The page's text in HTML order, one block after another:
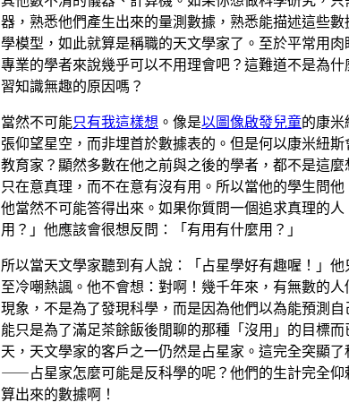
器，熟悉他們產生出來的量測數據，熟悉能描述這些
學模型，如此就算是稱職的天文學家了。至於平常用
專業的學者來說幾乎可以不用理會吧？這難道不是為
習知識無趣的原因嗎？
當然不可能只有我這樣想 。像是以圖像啟發兒童的康米
張仰望星空，而非埋首於數據表的。但是何以康米紐
教育家？顯然多數在他之前與之後的學者，都不是這
只在意真理，而不在意有沒有用。所以當他的學生問他
他當然不可能答得出來。如果你質問一個追求真理的人
用？」他應該會很想反問：「有用有什麼用？」
所以當天文學家聽到有人說：「占星學好有趣喔！」
至冷嘲熱諷。他不會想：對啊！幾千年來，有無數的
現象，不是為了發現科學，而是因為他們以為能預測
能只是為了滿足茶餘飯後閒聊的那種「沒用」的目標
天，天文學家的客戶之一仍然是占星家。這完全突顯
⸺占星家怎麼可能是反科學的呢？他們的生計完全仰
算出來的數據啊！